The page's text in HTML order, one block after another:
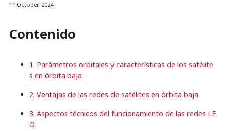
11 October, 2024
Contenido
1. Parámetros orbitales y características de los satélite
s en órbita baja
2. Ventajas de las redes de satélites en órbita baja
3. Aspectos técnicos del funcionamiento de las redes LE
O